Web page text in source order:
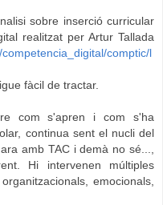
sobre inserció curricular
realitzat per Artur Tallada
comptic/l
fàcil de tractar.
com s'apren i com s'ha
continua sent el nucli del
amb TAC i demà no sé...,
Hi intervenen múltiples
emocionals,